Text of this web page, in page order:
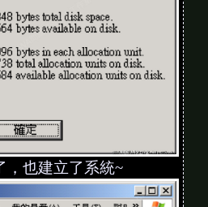
，也建立了系統~